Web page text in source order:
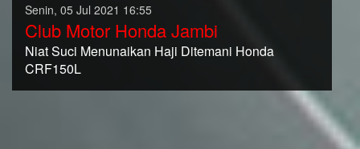
Senin, 05 Jul 2021 16:55
Club Motor Honda Jambi
Niat Suci Menunaikan Haji Ditemani Honda
CRF150L